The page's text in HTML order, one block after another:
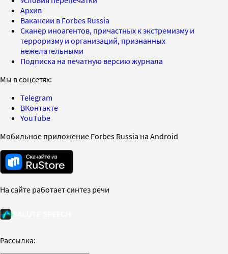
Архив
Вакансии в Forbes Russia
Сканер иноагентов, причастных к экстремизму и
терроризму и организаций, признанных
нежелательными
Подписка на печатную версию журнала
Мы в соцсетях:
Telegram
ВКонтакте
YouTube
Мобильное приложение Forbes Russia на Android
На сайте работает синтез речи
Рассылка: